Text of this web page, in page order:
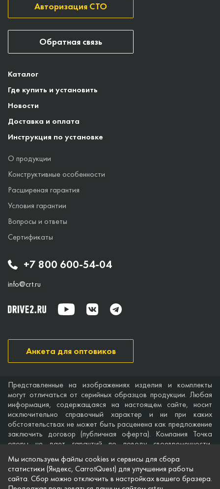
+7 800 600-54-04
info@crt.ru
Каталог
Где купить и установить
Новости
Доставка и оплата
Инструкция по установке
О продукции
Конструктивные особенности
Расширеная гарантия
Условия гарантии
Вопросы и ответы
Сертификаты
Авторизация СТО
Анкета для оптовиков
Обратная связь
Представленные на изображениях изделия и комплекты
могут отличаться от серийных образцов продукции. Любая
информация, содержащаяся на настоящем сайте, носит
исключительно справочный характер и ни при каких
обстоятельствах не может быть расценена как предложение
заключить договор (публичная оферта). Компания Точка
опоры не дает гарантий по поводу своевременности,
точности и полноты информации на веб-сайте, а также по
поводу беспрепятственного доступа к нему в любое время.
Технические характеристики и комплектация изделий,
указанные на сайте, приведены для примера и могут быть
Мы используем файлы cookies и сервисы для сбора
статистики (Яндекс, CarrotQuest) для улучшения работы
сайта. Сбор можно отключить в настройках вашего бразера.